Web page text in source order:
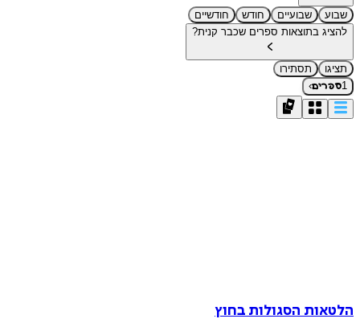
שבוע שבועיים חודש
חודשיים
להציג בתוצאות ספרים שכבר קנית?
תציגו
תסתירו
1ספרים›
הלטאות הסגולות בחוץ